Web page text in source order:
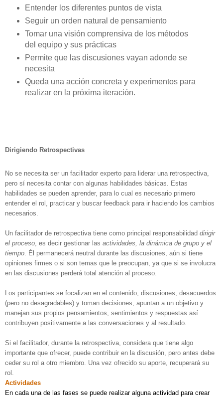
Entender los diferentes puntos de vista
Seguir un orden natural de pensamiento
Tomar una visión comprensiva de los métodos
del equipo y sus prácticas
Permite que las discusiones vayan adonde se
necesita
Queda una acción concreta y experimentos para
realizar en la próxima iteración.
Dirigiendo Retrospectivas
No se necesita ser un facilitador experto para liderar una retrospectiva,
pero sí necesita contar con algunas habilidades básicas. Estas
habilidades se pueden aprender, para lo cual es necesario primero
entender el rol, practicar y buscar feedback para ir haciendo los cambios
necesarios.
Un facilitador de retrospectiva tiene como principal responsabilidad dirigir
el proceso , es decir gestionar las actividades, la dinámica de grupo y el
tiempo . Él permanecerá neutral durante las discusiones, aún si tiene
opiniones firmes o si son temas que le preocupan, ya que si se involucra
en las discusiones perderá total atención al proceso.
Los participantes se focalizan en el contenido, discusiones, desacuerdos
(pero no desagradables) y toman decisiones; apuntan a un objetivo y
manejan sus propios pensamientos, sentimientos y respuestas así
contribuyen positivamente a las conversaciones y al resultado.
Si el facilitador, durante la retrospectiva, considera que tiene algo
importante que ofrecer, puede contribuir en la discusión, pero antes debe
ceder su rol a otro miembro. Una vez ofrecido su aporte, recuperará su
rol.
Actividades
En cada una de las fases se puede realizar alguna actividad para crear